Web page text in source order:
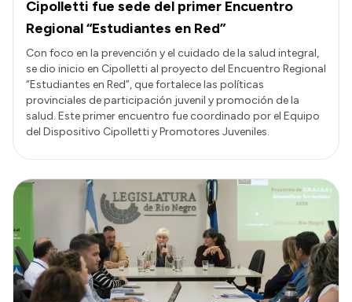
Cipolletti fue sede del primer Encuentro
Regional “Estudiantes en Red”
Con foco en la prevención y el cuidado de la salud integral,
se dio inicio en Cipolletti al proyecto del Encuentro Regional
“Estudiantes en Red”, que fortalece las políticas
provinciales de participación juvenil y promoción de la
salud. Este primer encuentro fue coordinado por el Equipo
del Dispositivo Cipolletti y Promotores Juveniles.